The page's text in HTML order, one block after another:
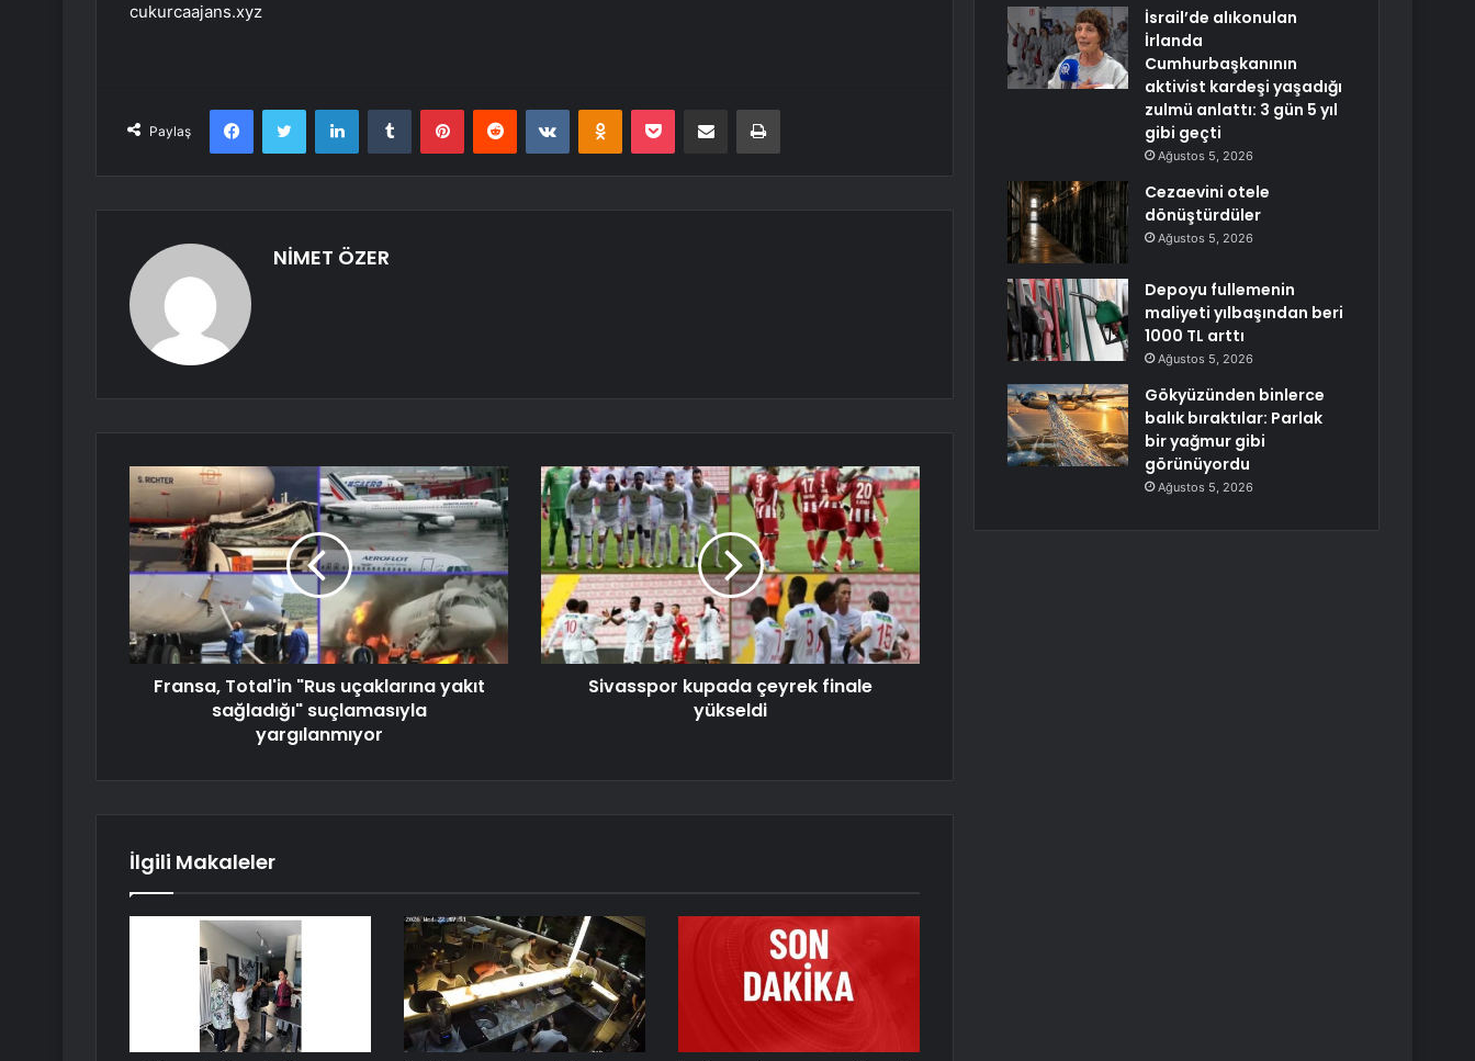
cukurcaajans.xyz
Paylaş
FacebookTwitter LinkedInTumblr PinterestReddit VKontakteOdnoklassniki
Pocket E-Posta ile paylaş Yazdır
NİMET ÖZER
Fransa, Total'in "Rus uçaklarına yakıt
sağladığı" suçlamasıyla
yargılanmıyor
Sivasspor kupada çeyrek finale
yükseldi
İlgili Makaleler
İsrail’de alıkonulan
İrlanda
Cumhurbaşkanının
aktivist kardeşi yaşadığı
zulmü anlattı: 3 gün 5 yıl
gibi geçti
Ağustos 5, 2026
Cezaevini otele
dönüştürdüler
Ağustos 5, 2026
Depoyu fullemenin
maliyeti yılbaşından beri
1000 TL arttı
Ağustos 5, 2026
Gökyüzünden binlerce
balık bıraktılar: Parlak
bir yağmur gibi
görünüyordu
Ağustos 5, 2026